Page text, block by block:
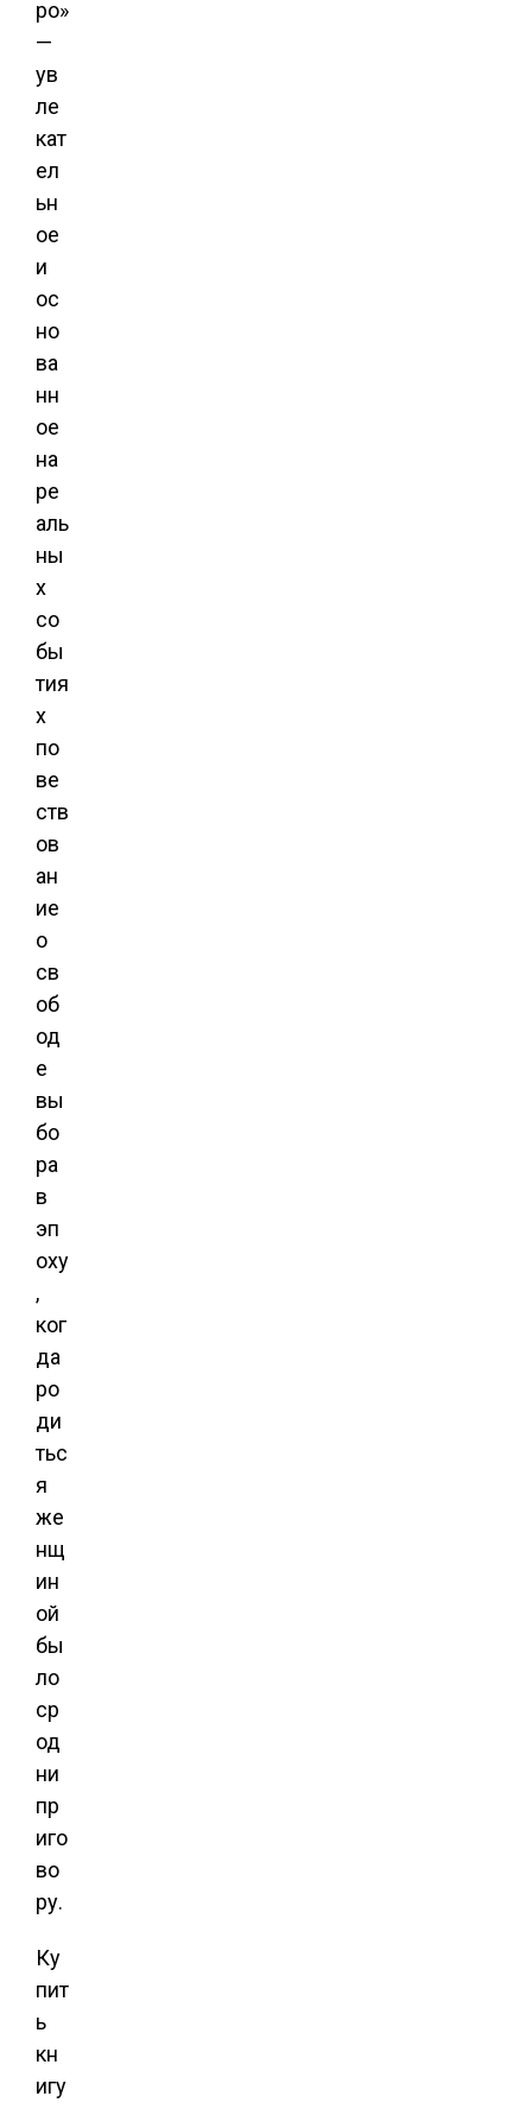
ро»
—
ув
ле
кат
ел
ьн
ое
и
ос
но
ва
нн
ое
на
ре
аль
ны
х
со
бы
тия
х
по
ве
ств
ов
ан
ие
о
св
об
од
е
вы
бо
ра
в
эп
оху
,
ког
да
ро
ди
тьс
я
же
нщ
ин
ой
бы
ло
ср
од
ни
пр
иго
во
ру.
Ку
пит
ь
кн
игу